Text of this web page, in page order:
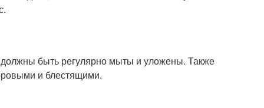
быть регулярно мыты и уложены. Также
и блестящими.